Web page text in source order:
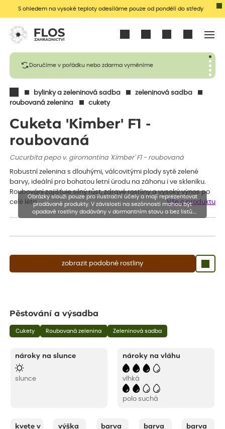
S ohledem na vysoké teploty odesíláme pouze od pondělí do středy
Doručíme v pořádku nebo zdarma vyměníme
bylinky a zeleninová sadba
zeleninová sadba
roubovaná zelenina
cukety
Cuketa 'Kimber' F1 -
roubovaná
Cucurbita pepo v. giromontina 'Kimber' F1 - roubovaná
Robustní zelenina s dlouhými, válcovitými plody sytě zelené
barvy, ideální pro bohatou letní úrodu na záhonu i ve skleníku.
Roubování zajišťuje silný růst, zdravé rostliny a vysoký výnos po
celé léto.
Vše o produktu
zobrazit podobné rostliny
Obrázky slouží pouze pro ilustrační účely a mají reprezentovat
prodávané produkty. V závislosti na sezónnosti mohou být
opadavé rostliny dodávány v dormantním stavu a bez listů.
Rostliny mohou být také sestřiženy níže, než je uvedená výška,
Pěstování a výsadba
Cukety Roubovaná zelenina Zeleninová sadba
nároky na slunce
slunce
nároky na vláhu
vlhká
polo suchá
kvete v
výška
barva
barva
barva